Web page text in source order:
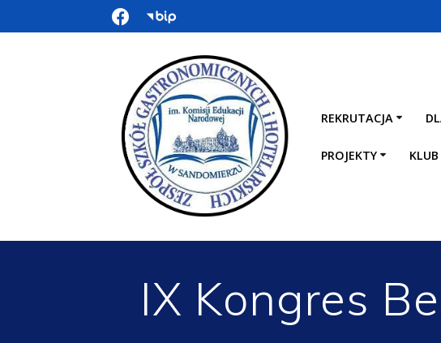
REKRUTACJA
PROJEKTY
IX Kongres